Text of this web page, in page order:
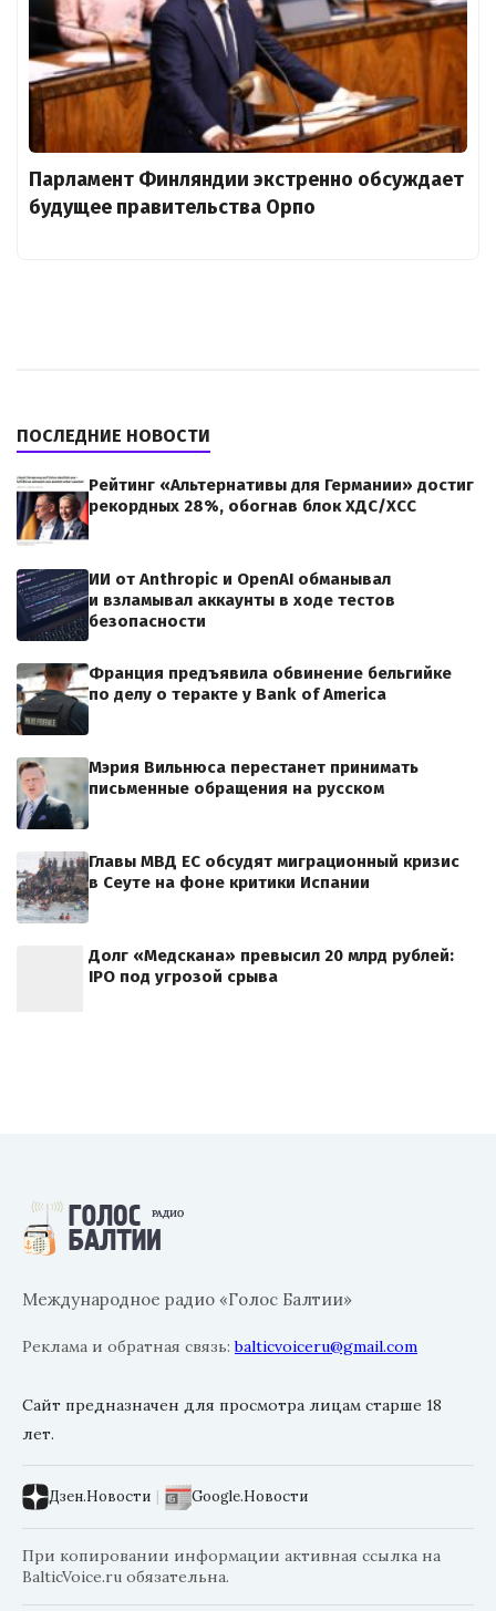
Парламент Финляндии экстренно обсуждает
будущее правительства Орпо
ПОСЛЕДНИЕ НОВОСТИ
Рейтинг «Альтернативы для Германии» достиг
рекордных 28%, обогнав блок ХДС/ХСС
ИИ от Anthropic и OpenAI обманывал
и взламывал аккаунты в ходе тестов
безопасности
Франция предъявила обвинение бельгийке
по делу о теракте у Bank of America
Мэрия Вильнюса перестанет принимать
письменные обращения на русском
Главы МВД ЕС обсудят миграционный кризис
в Сеуте на фоне критики Испании
Долг «Медскана» превысил 20 млрд рублей:
IPO под угрозой срыва
Международное радио «Голос Балтии»
Реклама и обратная связь:balticvoiceru@gmail.com
Сайт предназначен для просмотра лицам старше 18
лет.
Дзен.Новости | Google.Новости
При копировании информации активная ссылка на
BalticVoice.ru обязательна.